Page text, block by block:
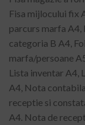
Fisa mijlocului fix
parcurs marfa A4,
categoria B A4,
marfa/persoane
Lista inventar A4,
A4, Nota
receptie si
A4. Nota de